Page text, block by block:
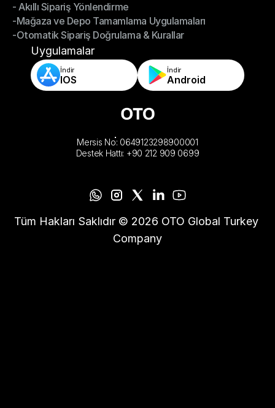
- Omnikanal Sipariş Senkronizasyonu
- Akıllı Sipariş Yönlendirme
- Akıllı Sipariş Yönlendirme
-Mağaza ve Depo Tamamlama Uygulamaları
-Mağaza ve Depo Tamamlama Uygulamaları
-Otomatik Sipariş Doğrulama & Kurallar
-Otomatik Sipariş Doğrulama & Kurallar
Uygulamalar
İndir
IOS
İndir
Android
Mersis No: 0649123298900001
Destek Hattı: +90 212 909 0699
Tüm Hakları Saklıdır © 2026 OTO Global Turkey
Company